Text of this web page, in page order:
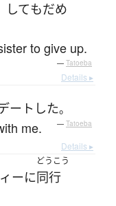
してもだめ
to give up.
— Tatoeba
Details ▸
ート した。
me. — Tatoeba
Details ▸
ーに
どうこう
同行